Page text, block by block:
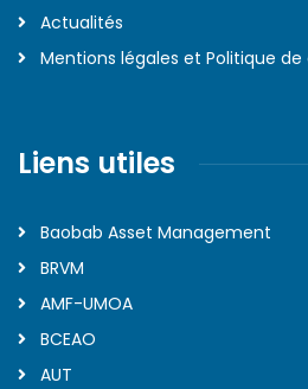
Actualités
Mentions légales et Politique
Liens utiles
Baobab Asset Management
BRVM
AMF-UMOA
BCEAO
AUT